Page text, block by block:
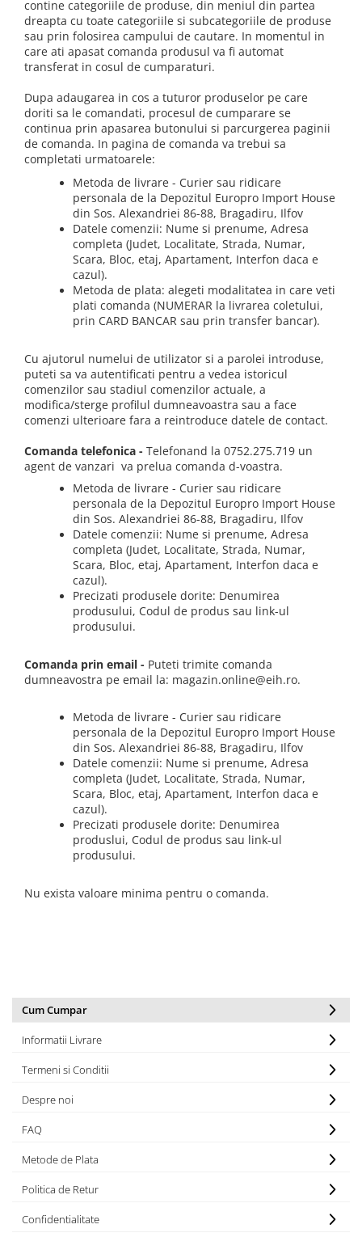
Condimente turcesti
Ghimbir murat la borcan
Alge Nori
Supa miso
contine categoriile de produse, din meniul din partea
dreapta cu toate categoriile si subcategoriile de produse
sau prin folosirea campului de cautare. In momentul in
care ati apasat comanda produsul va fi automat
transferat in cosul de cumparaturi.
Dupa adaugarea in cos a tuturor produselor pe care
doriti sa le comandati, procesul de cumparare se
continua prin apasarea butonului si parcurgerea paginii
de comanda. In pagina de comanda va trebui sa
completati urmatoarele:
Metoda de livrare - Curier sau ridicare
personala de la Depozitul Europro Import House
din Sos. Alexandriei 86-88, Bragadiru, Ilfov
Datele comenzii: Nume si prenume, Adresa
completa (Judet, Localitate, Strada, Numar,
Scara, Bloc, etaj, Apartament, Interfon daca e
cazul).
Metoda de plata: alegeti modalitatea in care veti
plati comanda (NUMERAR la livrarea coletului,
prin CARD BANCAR sau prin transfer bancar).
Cu ajutorul numelui de utilizator si a parolei introduse,
puteti sa va autentificati pentru a vedea istoricul
comenzilor sau stadiul comenzilor actuale, a
modifica/sterge profilul dumneavoastra sau a face
comenzi ulterioare fara a reintroduce datele de contact.
Comanda telefonica - Telefonand la 0752.275.719 un
agent de vanzari va prelua comanda d-voastra.
Metoda de livrare - Curier sau ridicare
personala de la Depozitul Europro Import House
din Sos. Alexandriei 86-88, Bragadiru, Ilfov
Datele comenzii: Nume si prenume, Adresa
completa (Judet, Localitate, Strada, Numar,
Scara, Bloc, etaj, Apartament, Interfon daca e
cazul).
Precizati produsele dorite: Denumirea
produsului, Codul de produs sau link-ul
produsului.
Comanda prin email - Puteti trimite comanda
dumneavostra pe email la: magazin.online@eih.ro.
Metoda de livrare - Curier sau ridicare
personala de la Depozitul Europro Import House
din Sos. Alexandriei 86-88, Bragadiru, Ilfov
Datele comenzii: Nume si prenume, Adresa
completa (Judet, Localitate, Strada, Numar,
Scara, Bloc, etaj, Apartament, Interfon daca e
cazul).
Precizati produsele dorite: Denumirea
produslui, Codul de produs sau link-ul
produsului.
Nu exista valoare minima pentru o comanda.
Cum Cumpar
Informatii Livrare
Termeni si Conditii
Despre noi
FAQ
Metode de Plata
Politica de Retur
Confidentialitate